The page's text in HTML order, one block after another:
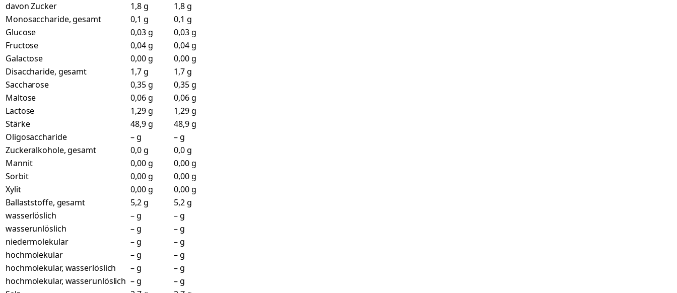
davon Zucker
1,8 g
1,8 g
Monosaccharide, gesamt
0,1 g
0,1 g
Glucose
0,03 g
0,03 g
Fructose
0,04 g
0,04 g
Galactose
0,00 g
0,00 g
Disaccharide, gesamt
1,7 g
1,7 g
Saccharose
0,35 g
0,35 g
Maltose
0,06 g
0,06 g
Lactose
1,29 g
1,29 g
Stärke
48,9 g
48,9 g
Oligosaccharide
– g
– g
Zuckeralkohole, gesamt
0,0 g
0,0 g
Mannit
0,00 g
0,00 g
Sorbit
0,00 g
0,00 g
Xylit
0,00 g
0,00 g
Ballaststoffe, gesamt
5,2 g
5,2 g
wasserlöslich
– g
– g
wasserunlöslich
– g
– g
niedermolekular
– g
– g
hochmolekular
– g
– g
hochmolekular, wasserlöslich
– g
– g
hochmolekular, wasserunlöslich – g
– g